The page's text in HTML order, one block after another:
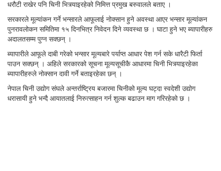
धरौटी राखेर पनि चिनी भित्र्याइरहेको निमित्त प्रमुख बरुवालले बताए ।
सरकारले मूल्यांकन गर्ने भन्सारले आफूलाई नोक्सान हुने अवस्था आएर भन्सार मूल्यांकन
पुनरावलोकन समितिमा १५ दिनभित्र निवेदन दिने व्यवस्था छ । घाटा हुने भए ब्यापारीहरु
अदालतसम्म पुग्न सक्छन् ।
ब्यापारीले आफूले दाबी गरेको भन्सार मूल्यबारे पर्याप्त आधार पेश गर्न सके धारैटी फिर्ता
पाउन सक्छन् । अहिले सरकारको सूचना मूल्यसूचीकै आधारमा चिनी भित्र्याइरहेका
ब्यापारीहरुले नोक्सान दावी गर्ने बताइरहेका छन् ।
नेपाल चिनी उद्योग संघले अन्तर्राष्ट्रिय बजारमा चिनीको मूल्य घट्दा स्वदेशी उद्योग
धरासायी हुने भन्दै आयातलाई निरुत्साहन गर्न शुल्क बढाउन माग गरिरहेको छ ।